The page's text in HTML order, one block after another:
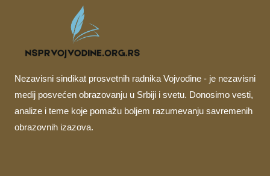
Nezavisni sindikat prosvetnih radnika Vojvodine - je nezavisni
medij posvećen obrazovanju u Srbiji i svetu. Donosimo vesti,
analize i teme koje pomažu boljem razumevanju savremenih
obrazovnih izazova.